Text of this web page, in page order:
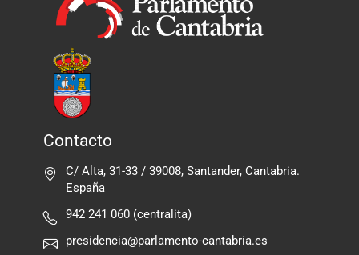
Contacto
C/ Alta, 31-33 / 39008, Santander, Cantabria.
España
942 241 060 (centralita)
presidencia@parlamento-cantabria.es